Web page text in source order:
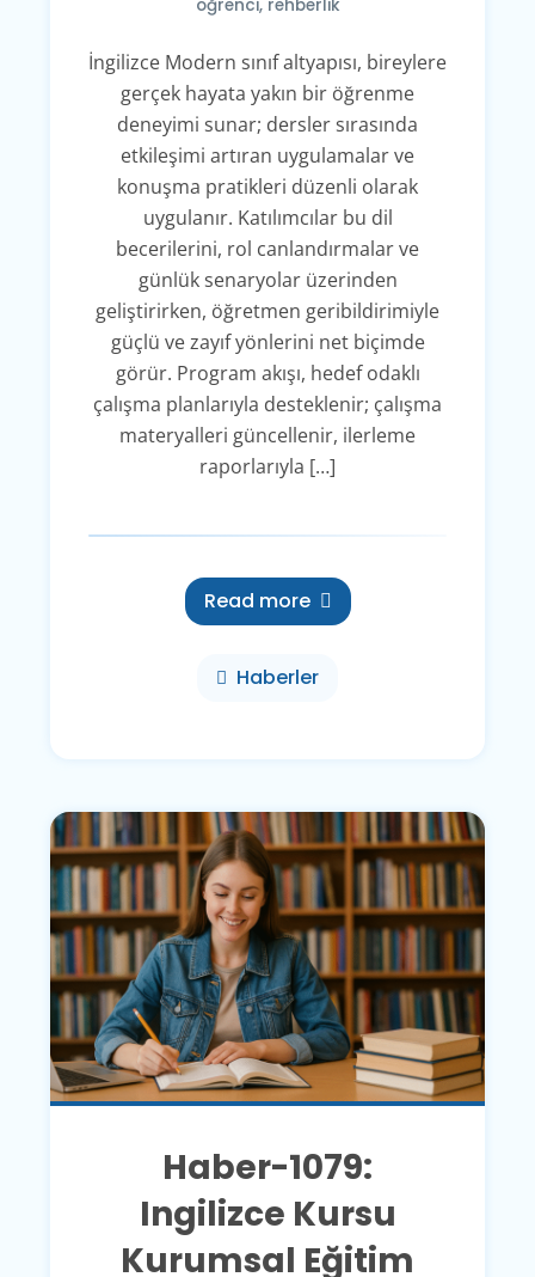
öğrenci, rehberlik
İngilizce Modern sınıf altyapısı, bireylere
gerçek hayata yakın bir öğrenme
deneyimi sunar; dersler sırasında
etkileşimi artıran uygulamalar ve
konuşma pratikleri düzenli olarak
uygulanır. Katılımcılar bu dil
becerilerini, rol canlandırmalar ve
günlük senaryolar üzerinden
geliştirirken, öğretmen geribildirimiyle
güçlü ve zayıf yönlerini net biçimde
görür. Program akışı, hedef odaklı
çalışma planlarıyla desteklenir; çalışma
materyalleri güncellenir, ilerleme
raporlarıyla […]
Read more
Haberler
Haber-1079:
Ingilizce Kursu
Kurumsal Eğitim